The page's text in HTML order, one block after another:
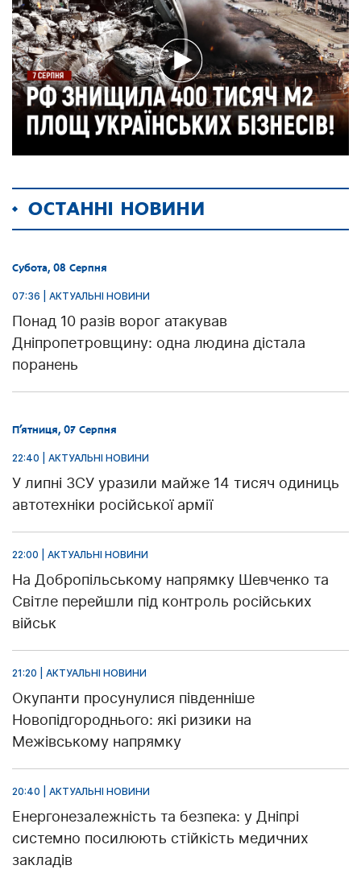
ОСТАННІ НОВИНИ
Субота, 08 Серпня
07:36 | АКТУАЛЬНІ НОВИНИ
Понад 10 разів ворог атакував
Дніпропетровщину: одна людина дістала
поранень
П’ятниця, 07 Серпня
22:40 | АКТУАЛЬНІ НОВИНИ
У липні ЗСУ уразили майже 14 тисяч одиниць
автотехніки російської армії
22:00 | АКТУАЛЬНІ НОВИНИ
На Добропільському напрямку Шевченко та
Світле перейшли під контроль російських
військ
21:20 | АКТУАЛЬНІ НОВИНИ
Окупанти просунулися південніше
Новопідгороднього: які ризики на
Межівському напрямку
20:40 | АКТУАЛЬНІ НОВИНИ
Енергонезалежність та безпека: у Дніпрі
системно посилюють стійкість медичних
закладів